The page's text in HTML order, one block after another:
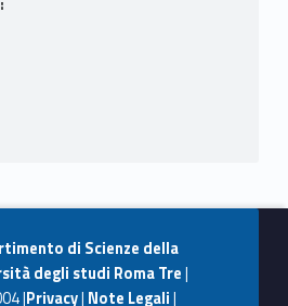
di Scienze della
degli studi Roma Tre|
|Privacy| Note Legali|